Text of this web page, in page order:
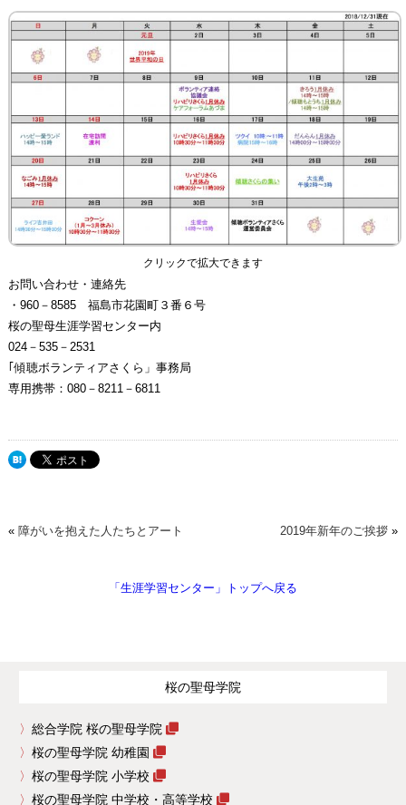
クリックで拡大できます
お問い合わせ・連絡先
・960－8585 福島市花園町３番６号
桜の聖母生涯学習センター内
024－535－2531
｢傾聴ボランティアさくら」事務局
専用携帯：080－8211－6811
« 障がいを抱えた人たちとアート 2019年新年のご挨拶 »
「生涯学習センター」トップへ戻る
桜の聖母学院
総合学院 桜の聖母学院
桜の聖母学院 幼稚園
桜の聖母学院 小学校
桜の聖母学院 中学校・高等学校